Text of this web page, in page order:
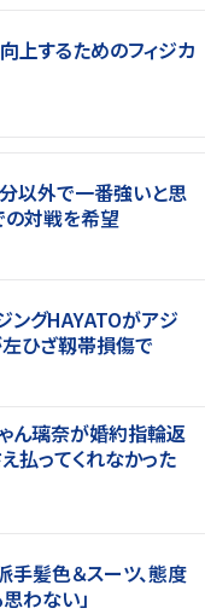
向上するためのフィジカ
分以外で一番強いと思
の対戦を希望
ングHAYATOがアジ
ひざ靱帯損傷で
ん璃奈が婚約指輪返
払ってくれなかった
手髪色＆スーツ、態度
わない」